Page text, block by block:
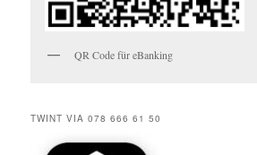
QR Code für eBanking
TWINT VIA 078 666 61 50